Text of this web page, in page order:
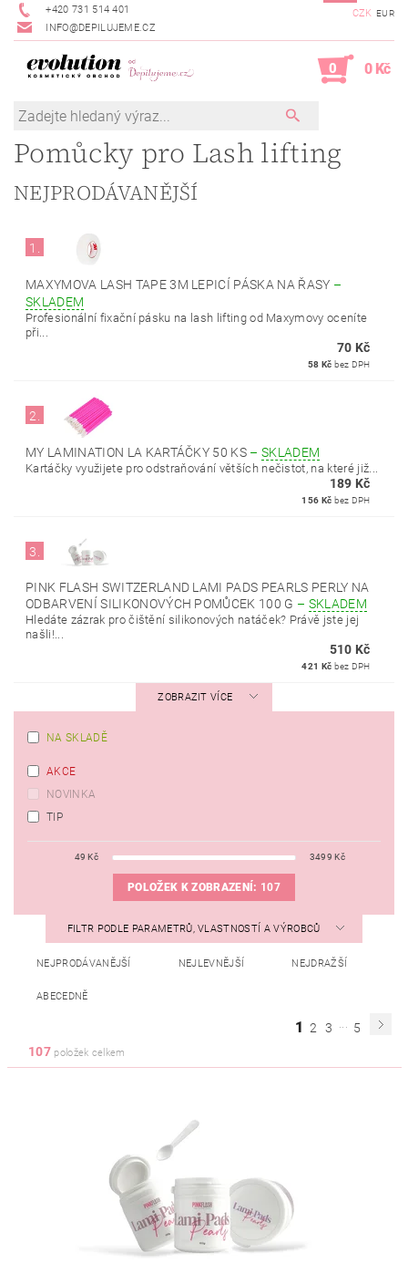
+420 731 514 401
INFO@DEPILUJEME.CZ
CZK EUR
0 0 Kč
Pomůcky pro Lash lifting
NEJPRODÁVANĚJŠÍ
1.
MAXYMOVA LASH TAPE 3M LEPICÍ PÁSKA NA ŘASY –
SKLADEM
Profesionální fixační pásku na lash lifting od Maxymovy oceníte
při...
70 Kč
58 Kč bez DPH
2.
MY LAMINATION LA KARTÁČKY 50 KS –SKLADEM
Kartáčky využijete pro odstraňování větších nečistot, na které již...
189 Kč
156 Kč bez DPH
3.
PINK FLASH SWITZERLAND LAMI PADS PEARLS PERLY NA
ODBARVENÍ SILIKONOVÝCH POMŮCEK 100 G – SKLADEM
Hledáte zázrak pro čištění silikonových natáček? Právě jste jej
našli!...
510 Kč
421 Kč bez DPH
ZOBRAZIT VÍCE
NA SKLADĚ
AKCE
NOVINKA
TIP
49 Kč 3499 Kč
POLOŽEK K ZOBRAZENÍ: 107
FILTR PODLE PARAMETRŮ, VLASTNOSTÍ A VÝROBCŮ
NEJPRODÁVANĚJŠÍ NEJLEVNĚJŠÍ NEJDRAŽŠÍ
ABECEDNĚ
1 2 3 ... 5
107položek celkem